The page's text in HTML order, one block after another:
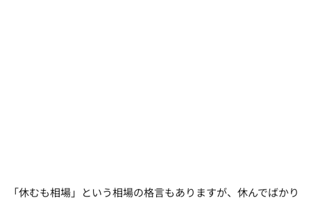
「休むも相場」という相場の格言もありますが、休んでばかり